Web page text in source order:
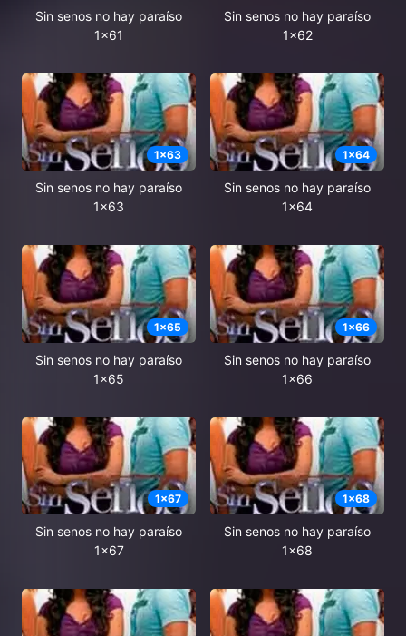
Sin senos no hay paraíso
1x61
Sin senos no hay paraíso
1x62
1x63
Sin senos no hay paraíso
1x63
1x64
Sin senos no hay paraíso
1x64
1x65
Sin senos no hay paraíso
1x65
1x66
Sin senos no hay paraíso
1x66
1x67
Sin senos no hay paraíso
1x67
1x68
Sin senos no hay paraíso
1x68